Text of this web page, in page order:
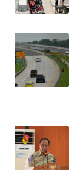
SIBER
REDAKSI
KARIR
Wahana
News
Regional